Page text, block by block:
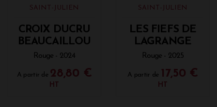
SAINT-JULIEN
CROIX DUCRU
BEAUCAILLOU
Rouge - 2024
A partir de 28,80 €
HT
SAINT-JULIEN
LES FIEFS DE
LAGRANGE
Rouge - 2025
A partir de 17,50 €
HT